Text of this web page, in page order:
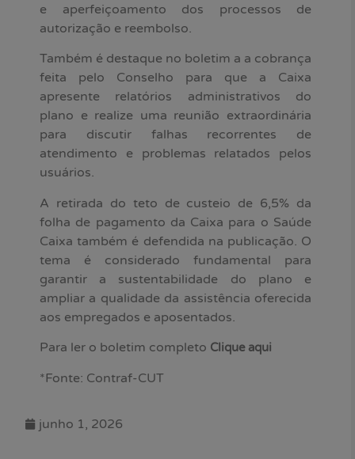
e aperfeiçoamento dos processos de
autorização e reembolso.
Também é destaque no boletim a a cobrança
feita pelo Conselho para que a Caixa
apresente relatórios administrativos do
plano e realize uma reunião extraordinária
para discutir falhas recorrentes de
atendimento e problemas relatados pelos
usuários.
A retirada do teto de custeio de 6,5% da
folha de pagamento da Caixa para o Saúde
Caixa também é defendida na publicação. O
tema é considerado fundamental para
garantir a sustentabilidade do plano e
ampliar a qualidade da assistência oferecida
aos empregados e aposentados.
Para ler o boletim completo Clique aqui
*Fonte: Contraf-CUT
junho 1, 2026